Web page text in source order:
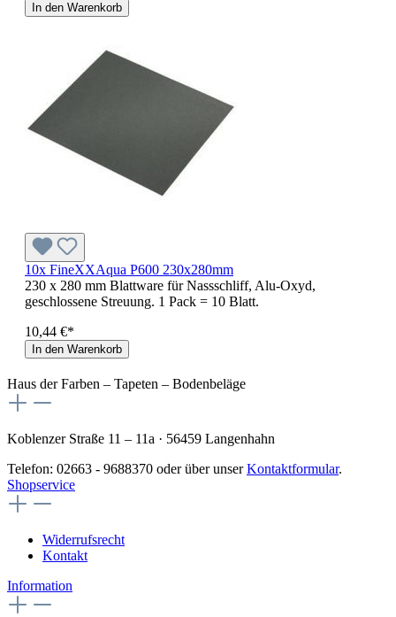
In den Warenkorb
10x FineXXAqua P600 230x280mm
230 x 280 mm Blattware für Nassschliff, Alu-Oxyd,
geschlossene Streuung. 1 Pack = 10 Blatt.
10,44 €*
In den Warenkorb
Haus der Farben – Tapeten – Bodenbeläge
Koblenzer Straße 11 – 11a · 56459 Langenhahn
Telefon: 02663 - 9688370 oder über unserKontaktformular.
Shopservice
Widerrufsrecht
Kontakt
Information